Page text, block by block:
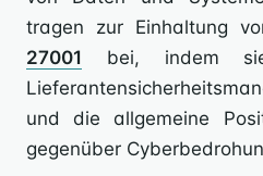
tragen zur Einhaltung
27001 bei, indem
und die allgemeine
gegenüber